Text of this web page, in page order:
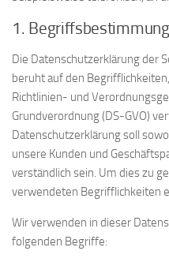
1.
Die Datenschutzerklärung der
beruht auf den
Richtlinien- und
Grundverordnung (DS-GVO)
Datenschutzerklärung soll
unsere Kunden und
verständlich sein. Um dies zu
verwendeten Begrifflichkeiten
Wir verwenden in dieser
folgenden Begriffe: